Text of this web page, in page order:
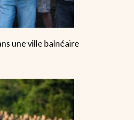
une ville balnéaire